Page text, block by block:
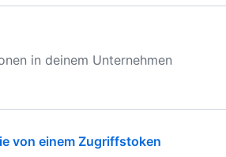
in deinem Unternehmen
von einem Zugriffstoken